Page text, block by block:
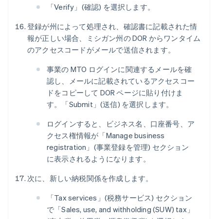
「Verify」(確認) を選択します。
登録が州によって処理され、確認書に記載された情
報が正しい場合、ミシガン州の DOR からワンタイム
のアクセスコードがメールで送信されます。
事業の MTO ログインに関連するメールを確
認し、メールに記載されているアクセスコー
ドをコピーして DOR ページに貼り付けま
す。「Submit」(送信) を選択します。
ログインすると、ビジネス名、口座番号、ア
クセス権情報が「Manage business
registration」(事業登録を管理) セクション
に表示されるようになります。
次に、新しい納税関係を作成します。
「Tax services」(税務サービス) セクション
で「Sales, use, and withholding (SUW) tax」